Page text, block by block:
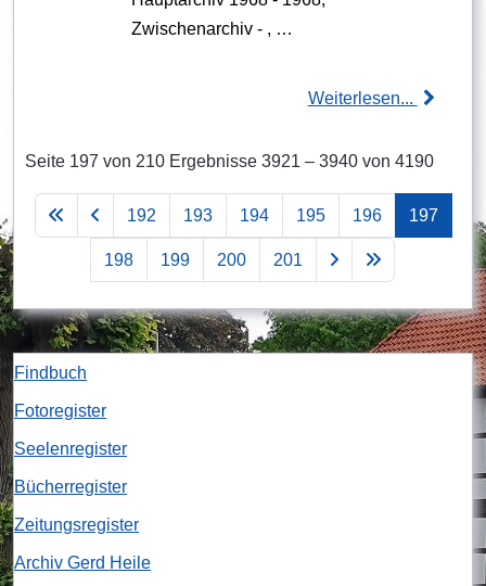
Zwischenarchiv - , …
Weiterlesen...
Seite 197 von 210 Ergebnisse 3921 – 3940 von 4190
192 193 194 195 196 197
198 199 200 201
Findbuch
Fotoregister
Seelenregister
Bücherregister
Zeitungsregister
Archiv Gerd Heile